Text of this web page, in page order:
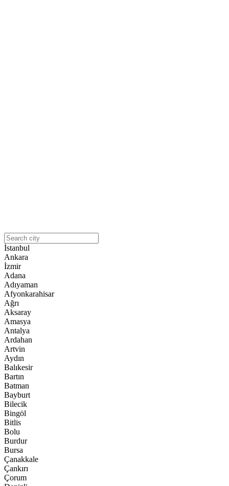
İstanbul
Ankara
İzmir
Adana
Adıyaman
Afyonkarahisar
Ağrı
Aksaray
Amasya
Antalya
Ardahan
Artvin
Aydın
Balıkesir
Bartın
Batman
Bayburt
Bilecik
Bingöl
Bitlis
Bolu
Burdur
Bursa
Çanakkale
Çankırı
Çorum